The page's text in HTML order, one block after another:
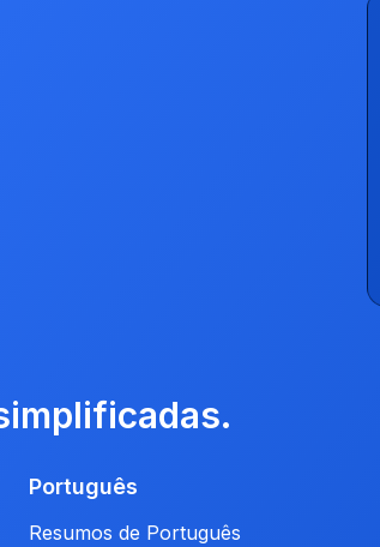
Português
Resumos de Português